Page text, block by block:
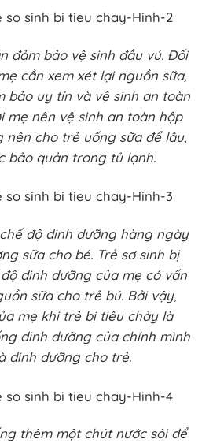
đảm bảo vệ sinh đầu vú. Đối
cần xem xét lại nguồn sữa,
bảo uy tín và vệ sinh an toàn
mẹ nên vệ sinh an toàn hộp
nên cho trẻ uống sữa để lâu,
bảo quản trong tủ lạnh.
độ dinh dưỡng hàng ngày
sữa cho bé. Trẻ sơ sinh bị
dinh dưỡng của mẹ có vấn
sữa cho trẻ bú. Bởi vậy,
mẹ khi trẻ bị tiêu chảy là
dinh dưỡng của chính mình
dinh dưỡng cho trẻ.
thêm một chút nước sôi để